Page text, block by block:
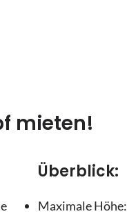
mieten!
Überblick:
Maximale Höhe: